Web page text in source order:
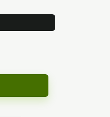
Platinum Tobaccos cantidad